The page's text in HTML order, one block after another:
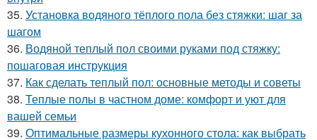
35. Установка водяного тёплого пола без стяжки: шаг за
шагом
36. Водяной теплый пол своими руками под стяжку:
пошаговая инструкция
37. Как сделать теплый пол: основные методы и советы
38. Теплые полы в частном доме: комфорт и уют для
вашей семьи
39. Оптимальные размеры кухонного стола: как выбрать